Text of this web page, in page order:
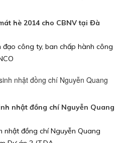
hè 2014 cho CBNV tại Đà
công ty, ban chấp hành công
nhật đồng chí Nguyễn Quang
nhật đồng chí Nguyễn Quang